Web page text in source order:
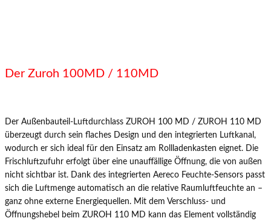
Der Zuroh 100MD / 110MD
Der Außenbauteil-Luftdurchlass ZUROH 100 MD / ZUROH 110 MD
überzeugt durch sein flaches Design und den integrierten Luftkanal,
wodurch er sich ideal für den Einsatz am Rollladenkasten eignet. Die
Frischluftzufuhr erfolgt über eine unauffällige Öffnung, die von außen
nicht sichtbar ist. Dank des integrierten Aereco Feuchte-Sensors passt
sich die Luftmenge automatisch an die relative Raumluftfeuchte an –
ganz ohne externe Energiequellen. Mit dem Verschluss- und
Öffnungshebel beim ZUROH 110 MD kann das Element vollständig